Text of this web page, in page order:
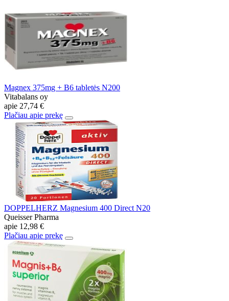
Magnex 375mg + B6 tabletės N200
Vitabalans oy
apie 27,74 €
Plačiau apie prekę
DOPPELHERZ Magnesium 400 Direct N20
Queisser Pharma
apie 12,98 €
Plačiau apie prekę